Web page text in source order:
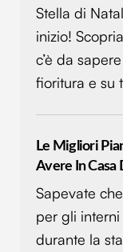
Stella di
inizio!
c’è da
fioritura e su
Le Migliori
Avere In Casa
Sapevate
per gli
durante la